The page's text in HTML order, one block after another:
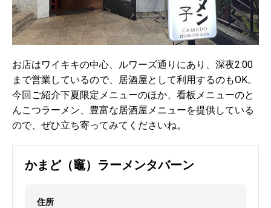
お店はワイキキの中心、ルワーズ通りにあり、深夜2:00
まで営業しているので、居酒屋として利用するのもOK。
今回ご紹介下夏限定メニューのほか、看板メニューのと
んこつラーメン、豊富な居酒屋メニューを提供している
ので、ぜひ立ち寄ってみてくださいね。
かまど（竈）ラーメンタバーン
住所